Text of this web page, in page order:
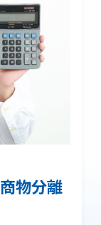
物分離